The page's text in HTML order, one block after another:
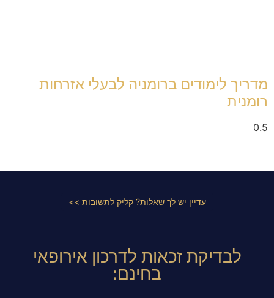
מדריך לימודים ברומניה לבעלי אזרחות
רומנית
עדיין יש לך שאלות? קליק לתשובות >>
לבדיקת זכאות לדרכון אירופאי
בחינם: